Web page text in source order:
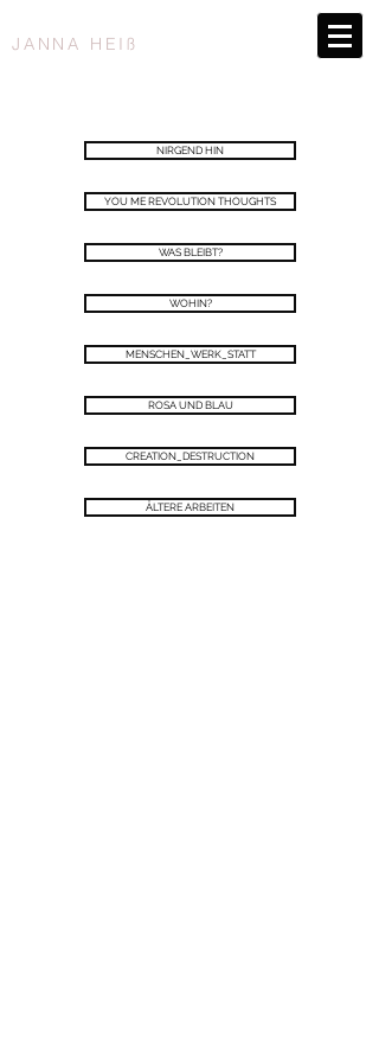
JANNA HEIß
NIRGEND HIN
YOU ME REVOLUTION THOUGHTS
WAS BLEIBT?
WOHIN?
MENSCHEN_WERK_STATT
ROSA UND BLAU
CREATION_DESTRUCTION
ÄLTERE ARBEITEN